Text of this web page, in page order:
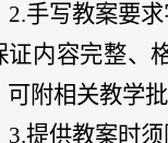
2.手写教案要
证内容完整、
可附相关教学
3.提供教案时